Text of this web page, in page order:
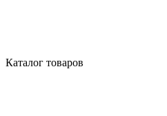
Каталог товаров